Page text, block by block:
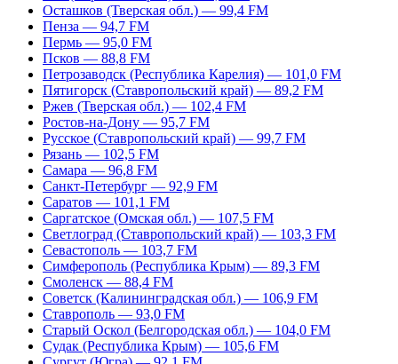
Осташков (Тверская обл.) — 99,4 FM
Пенза — 94,7 FM
Пермь — 95,0 FM
Псков — 88,8 FM
Петрозаводск (Республика Карелия) — 101,0 FM
Пятигорск (Ставропольский край) — 89,2 FM
Ржев (Тверская обл.) — 102,4 FM
Ростов-на-Дону — 95,7 FM
Русское (Ставропольский край) — 99,7 FM
Рязань — 102,5 FM
Самара — 96,8 FM
Санкт-Петербург — 92,9 FM
Саратов — 101,1 FM
Саргатское (Омская обл.) — 107,5 FM
Светлоград (Ставропольский край) — 103,3 FM
Севастополь — 103,7 FM
Симферополь (Республика Крым) — 89,3 FM
Смоленск — 88,4 FM
Советск (Калининградская обл.) — 106,9 FM
Ставрополь — 93,0 FM
Старый Оскол (Белгородская обл.) — 104,0 FM
Судак (Республика Крым) — 105,6 FM